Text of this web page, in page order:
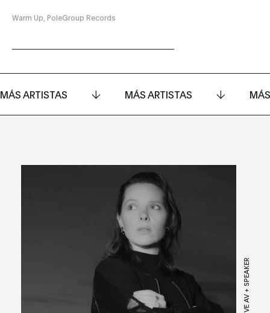
Warm Up, PoleGroup Records
MÁS ARTISTAS MÁS ARTISTAS
LIVE AV + SPEAKER